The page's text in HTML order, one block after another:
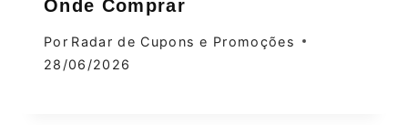
Onde Comprar
Por Radar de Cupons e Promoções
28/06/2026